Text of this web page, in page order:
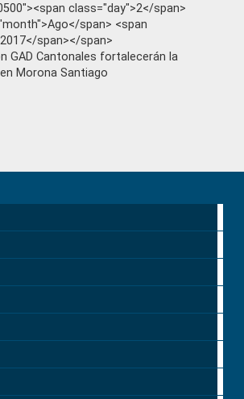
class="day">2</span>
span> <span
span></span>
GAD Cantonales fortalecerán la
Morona Santiago